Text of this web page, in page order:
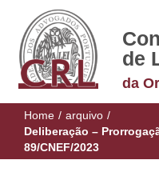
de
da
Home / arquivo /
Deliberação –
89/CNEF/2023